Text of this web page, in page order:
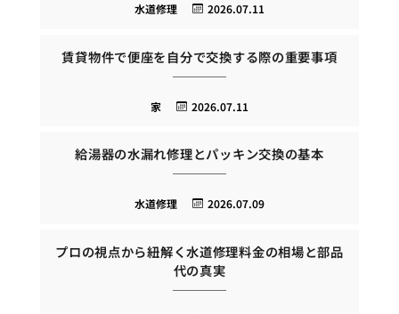
2026.07.11
水道修理
賃貸物件で便座を自分で交換する際の重要事項
2026.07.11
家
給湯器の水漏れ修理とパッキン交換の基本
2026.07.09
水道修理
プロの視点から紐解く水道修理料金の相場と部品
代の真実